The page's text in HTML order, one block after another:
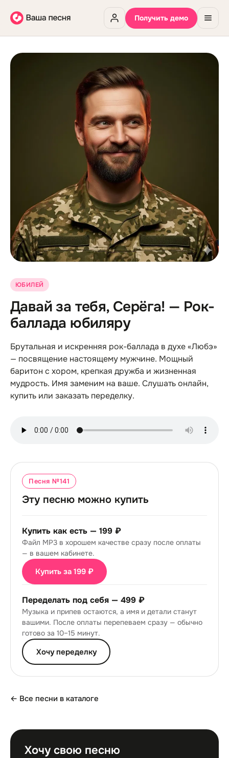
Получить демо
ЮБИЛЕЙ
Давай за тебя, Серёга! — Рок-
баллада юбиляру
Брутальная и искренняя рок-баллада в духе «Любэ»
— посвящение настоящему мужчине. Мощный
баритон с хором, крепкая дружба и жизненная
мудрость. Имя заменим на ваше. Слушать онлайн,
купить или заказать переделку.
Песня №141
Эту песню можно купить
Купить как есть — 199 ₽
Файл MP3 в хорошем качестве сразу после оплаты
— в вашем кабинете.
Купить за 199 ₽
Переделать под себя — 499 ₽
Музыка и припев остаются, а имя и детали станут
вашими. После оплаты перепеваем сразу — обычно
готово за 10–15 минут.
Хочу переделку
← Все песни в каталоге
Хочу свою песню